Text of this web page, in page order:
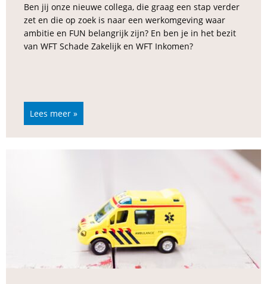
Ben jij onze nieuwe collega, die graag een stap verder
zet en die op zoek is naar een werkomgeving waar
ambitie en FUN belangrijk zijn? En ben je in het bezit
van WFT Schade Zakelijk en WFT Inkomen?
Lees meer »